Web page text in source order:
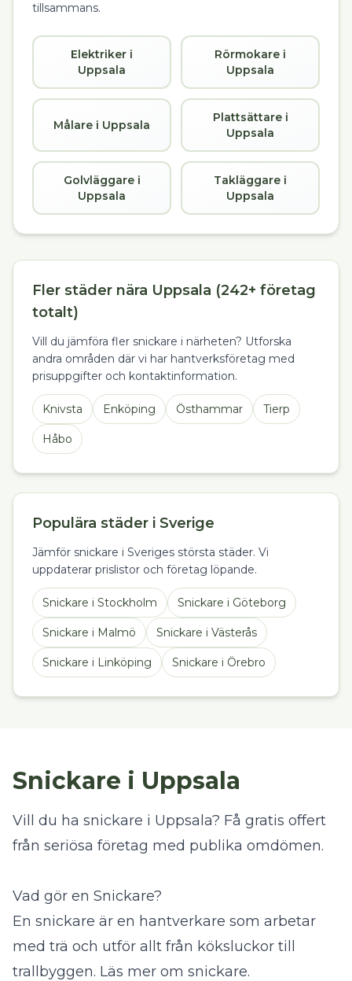
tillsammans.
Elektriker i
Uppsala
Rörmokare i
Uppsala
Målare i Uppsala
Plattsättare i
Uppsala
Golvläggare i
Uppsala
Takläggare i
Uppsala
Fler städer nära Uppsala (242+ företag
totalt)
Vill du jämföra fler snickare i närheten? Utforska
andra områden där vi har hantverksföretag med
prisuppgifter och kontaktinformation.
Knivsta Enköping Östhammar Tierp
Håbo
Populära städer i Sverige
Jämför snickare i Sveriges största städer. Vi
uppdaterar prislistor och företag löpande.
Snickare i Stockholm Snickare i Göteborg
Snickare i Malmö Snickare i Västerås
Snickare i Linköping Snickare i Örebro
Snickare i Uppsala
Vill du ha snickare i Uppsala? Få gratis offert
från seriösa företag med publika omdömen.
Vad gör en Snickare?
En snickare är en hantverkare som arbetar
med trä och utför allt från köksluckor till
trallbyggen. Läs mer om snickare.